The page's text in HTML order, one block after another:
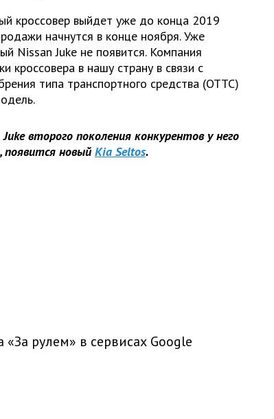
кроссовер выйдет уже до конца 2019
начнутся в конце ноября. Уже
Nissan Juke не появится. Компания
кроссовера в нашу страну в связи с
типа транспортного средства (ОТТС)
второго поколения конкурентов у него
появится новый Kia Seltos.
«За рулем» в сервисах Google